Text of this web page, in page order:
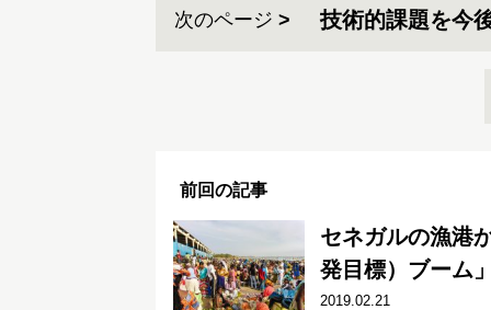
次のページ 技術的課題を今
前回の記事
セネガルの漁港
発目標）ブーム
2019.02.21